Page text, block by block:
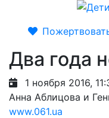
Два года
1 ноября 2016,
Анна Аблицова и
www.061.ua